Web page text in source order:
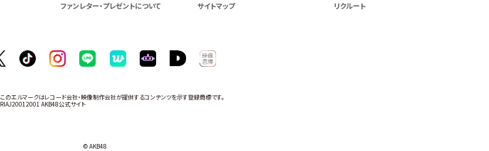
ファンレター・プレゼントについて サイトマップ リクルート
このエルマークはレコード会社・映像制作会社が提供するコンテンツを示す登録商標です。
RIAJ20012001 AKB48公式サイト
© AKB48